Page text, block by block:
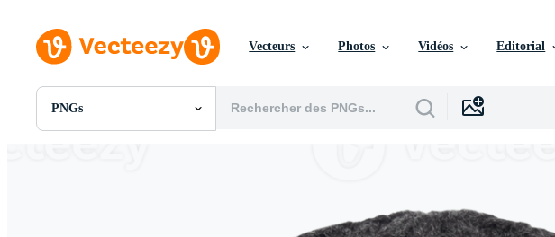
Vecteurs Photos Vidéos Editorial
PNGs
Toutes Images